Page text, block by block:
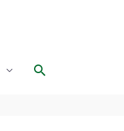
Rechercher